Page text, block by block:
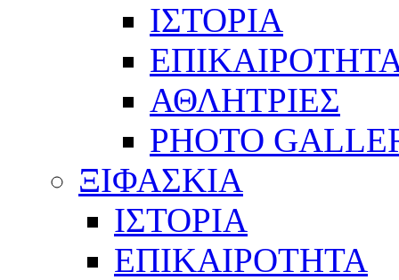
ΙΣΤΟΡΙΑ
ΑΘΛΗΤΡΙΕΣ
PHOTO
ΞΙΦΑΣΚΙΑ
ΙΣΤΟΡΙΑ
ΕΠΙΚΑΙΡΟΤΗΤΑ